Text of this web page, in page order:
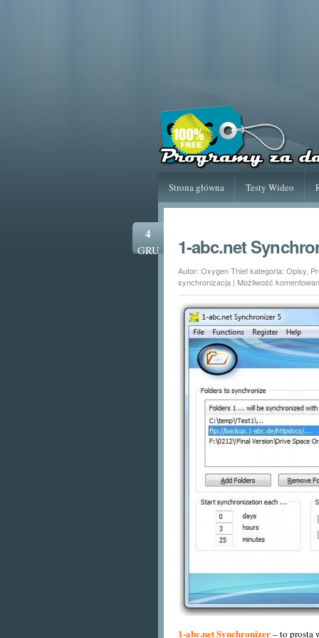
Strona główna Testy Wideo
4
GRU 1-abc.net
Autor: Oxygen Thief kategoria: Opisy
synchronizacja | Możliwość
1-abc.net Synchronizer– to prosta